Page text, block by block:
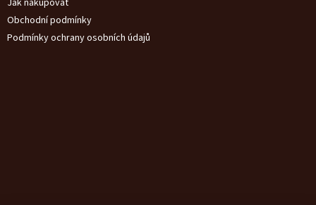
Jak nakupovat
Obchodní podmínky
Podmínky ochrany osobních údajů